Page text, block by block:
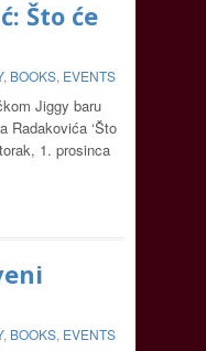
Što će
, BOOKS, EVENTS
Jiggy baru
Radakovića ‘Što
1. prosinca
, BOOKS, EVENTS